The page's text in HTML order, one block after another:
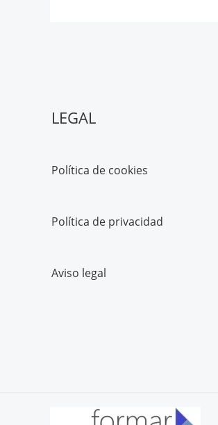
LEGAL
Política de cookies
Política de privacidad
Aviso legal